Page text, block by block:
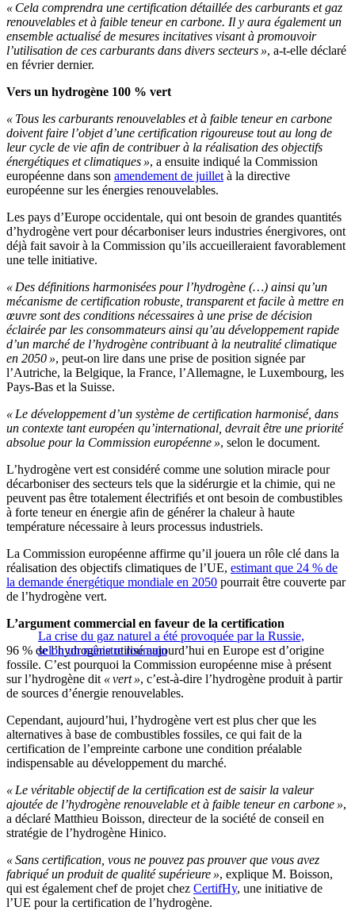
« Cela comprendra une certification détaillée des carburants et gaz
renouvelables et à faible teneur en carbone. Il y aura également un
ensemble actualisé de mesures incitatives visant à promouvoir
l’utilisation de ces carburants dans divers secteurs », a-t-elle déclaré
en février dernier.
Vers un hydrogène 100 % vert
« Tous les carburants renouvelables et à faible teneur en carbone
doivent faire l’objet d’une certification rigoureuse tout au long de
leur cycle de vie afin de contribuer à la réalisation des objectifs
énergétiques et climatiques », a ensuite indiqué la Commission
européenne dans son amendement de juillet à la directive
européenne sur les énergies renouvelables.
Les pays d’Europe occidentale, qui ont besoin de grandes quantités
d’hydrogène vert pour décarboniser leurs industries énergivores, ont
déjà fait savoir à la Commission qu’ils accueilleraient favorablement
une telle initiative.
« Des définitions harmonisées pour l’hydrogène (…) ainsi qu’un
mécanisme de certification robuste, transparent et facile à mettre en
œuvre sont des conditions nécessaires à une prise de décision
éclairée par les consommateurs ainsi qu’au développementrapide
d’un marché de l’hydrogène contribuant à la neutralité climatique
en 2050 », peut-on lire dans une prise de position signée par
l’Autriche, la Belgique, la France, l’Allemagne, le Luxembourg, les
Pays-Bas et la Suisse.
« Le développement d’un système de certification harmonisé, dans
un contexte tant européen qu’international, devrait être une priorité
absolue pour la Commission européenne », selon le document.
L’hydrogène vert est considéré comme une solution miracle pour
décarboniser des secteurs tels que la sidérurgie et la chimie, qui ne
peuvent pas être totalement électrifiés et ont besoin de combustibles
à forte teneur en énergie afin de générer la chaleur à haute
température nécessaire à leurs processus industriels.
La Commission européenne affirme qu’il jouera un rôle clé dans la
réalisation des objectifs climatiques de l’UE, estimant que 24 % de
la demande énergétique mondiale en 2050 pourrait être couverte par
de l’hydrogène vert.
La crise du gaz naturel a été provoquée par la Russie,
selon un ministre roumain
L’argument commercial en faveur de la certification
96 % del’hydrogène utiliséaujourd’hui en Europe est d’origine
fossile. C’est pourquoi la Commission européenne mise à présent
surl’hydrogène dit «vert», c’est-à-dire l’hydrogène produit à partir
de sources d’énergie renouvelables.
Cependant, aujourd’hui, l’hydrogène vert est plus cher que les
alternatives à base de combustibles fossiles, ce qui fait de la
certification de l’empreinte carbone une condition préalable
indispensable au développement du marché.
« Le véritable objectif de la certification est de saisir la valeur
ajoutée de l’hydrogène renouvelable et à faible teneur en carbone »,
a déclaré Matthieu Boisson, directeur de la société de conseil en
stratégie de l’hydrogène Hinico.
«Sans certification, vous ne pouvez pas prouver que vous avez
fabriqué un produit de qualité supérieure », explique M. Boisson,
qui est également chef de projet chez CertifHy, une initiative de
l’UE pour la certification de l’hydrogène.